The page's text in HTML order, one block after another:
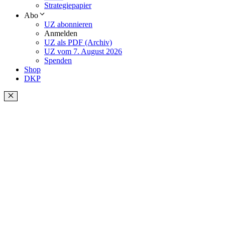
Strategiepapier
Abo
UZ abonnieren
Anmelden
UZ als PDF (Archiv)
UZ vom 7. August 2026
Spenden
Shop
DKP
Schließen